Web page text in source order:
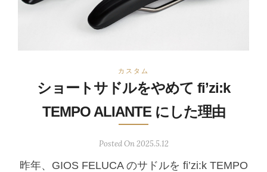
カスタム
ショートサドルをやめて fi’zi:k
TEMPO ALIANTE にした理由
Posted On 2025.5.12
昨年、GIOS FELUCA のサドルを fi’zi:k TEMPO